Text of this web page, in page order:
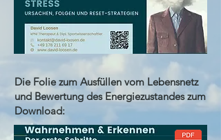
Die Folie zum Ausfüllen vom Lebensnetz
und Bewertung des Energiezustandes zum
Download: